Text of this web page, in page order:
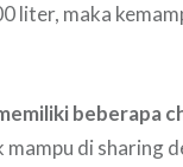
liter, maka
beberapa
di sharing